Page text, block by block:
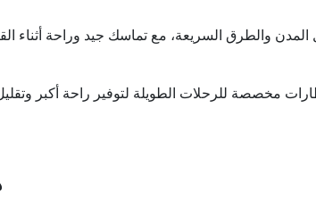
والطرق السريعة، مع تماسك جيد وراحة أثناء
مخصصة للرحلات الطويلة لتوفير راحة أكبر